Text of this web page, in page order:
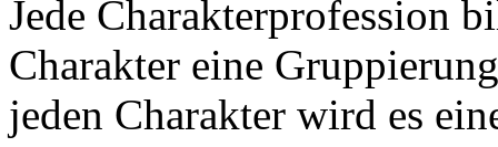
Jede Charakterprofession
Charakter eine
jeden Charakter wird es